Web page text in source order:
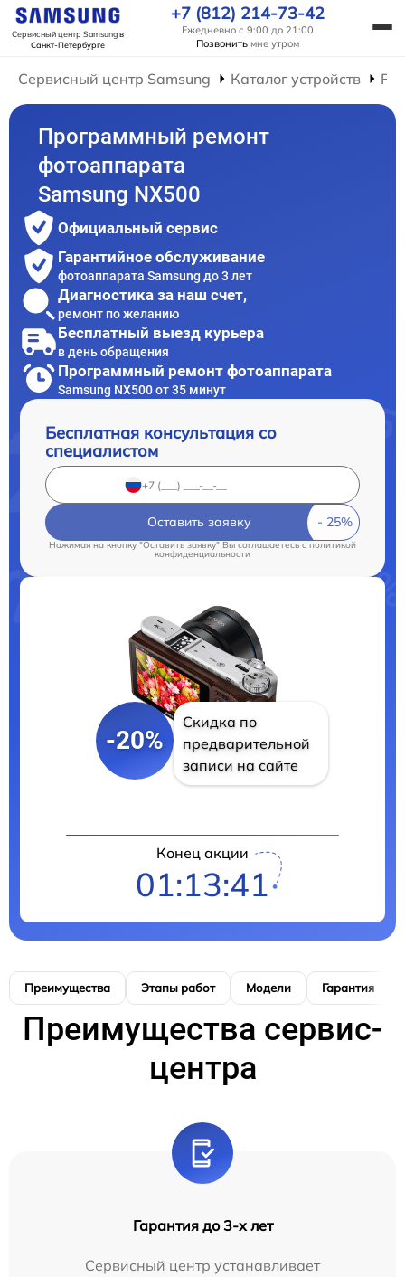
Сервисный центр Samsungв
Санкт-Петербурге
+7 (812) 214-73-42
Ежедневно с 9:00 до 21:00
Позвонить мне утром
Сервисный центр Samsung Каталог устройств
Программный ремонт
фотоаппарата
Samsung NX500
Официальный сервис
Гарантийное обслуживание
фотоаппарата Samsung до 3 лет
Диагностика за наш счет,
ремонт по желанию
Бесплатный выезд курьера
в день обращения
Программный ремонт фотоаппарата
Samsung NX500 от 35 минут
Бесплатная консультация со
специалистом
Оставить заявку
Нажимая на кнопку "Оставить заявку" Вы соглашаетесь c политикой
конфиденциальности
-20%
Скидка по
предварительной
записи на сайте
Конец акции
01:13:40
Преимущества Этапы работ Модели Гарантия
Преимущества сервис-
центра
Гарантия до 3-х лет
Сервисный центр устанавливает